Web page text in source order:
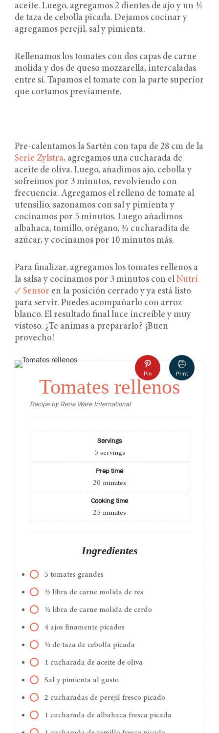
aceite. Luego, agregamos 2 dientes de ajo y un ¼
de taza de cebolla picada. Dejamos cocinar y
agregamos perejil, sal y pimienta.
Rellenamos los tomates con dos capas de carne
molida y dos de queso mozzarella, intercaladas
entre sí. Tapamos el tomate con la parte superior
que cortamos previamente.
Pre-calentamos la Sartén con tapa de 28 cm de la
Serie Zylstra, agregamos una cucharada de
aceite de oliva. Luego, añadimos ajo, cebolla y
sofreímos por 3 minutos, revolviendo con
frecuencia. Agregamos el relleno de tomate al
utensilio, sazonamos con sal y pimienta y
cocinamos por 5 minutos. Luego añadimos
albahaca, tomillo, orégano, ½ cucharadita de
azúcar, y cocinamos por 10 minutos más.
Para finalizar, agregamos los tomates rellenos a
la salsa y cocinamos por 3 minutos con el Nutri
✓ Sensor en la posición cerrado y ya está listo
para servir. Puedes acompañarlo con arroz
blanco. El resultado final luce increíble y muy
vistoso. ¿Te animas a prepararlo? ¡Buen
provecho!
Pin Print
Tomates rellenos
Recipe by Rena Ware International
Servings
5 servings
Prep time
20 minutes
Cooking time
25 minutes
Ingredientes
5 tomates grandes
½ libra de carne molida de res
½ libra de carne molida de cerdo
4 ajos finamente picados
½ de taza de cebolla picada
1 cucharada de aceite de oliva
Sal y pimienta al gusto
2 cucharadas de perejil fresco picado
1 cucharada de albahaca fresca picada